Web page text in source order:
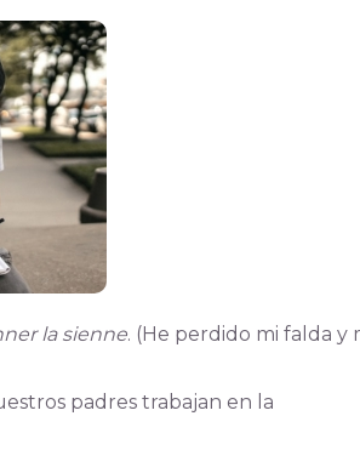
la sienne. (He perdido mi falda y
padres trabajan en la